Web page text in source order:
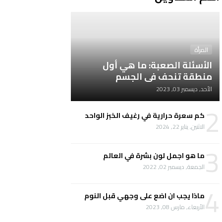
المرأة
الأسئلة الصعبة: ما هي أول
منطقة تنحف في الجسم
الأحد, ديسمبر 03, 2023
2كم سعرة حرارية في رغيف الخبز الواحد
الاثنين, يناير 22, 2024
3ما هو اجمل لون بشرة في العالم
الجمعة, ديسمبر 02, 2022
4ماذا يجب ان اضع على وجهي قبل النوم
الأربعاء, مارس 08, 2023